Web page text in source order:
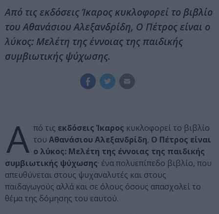
Από τις εκδόσεις Ίκαρος κυκλοφορεί το βιβλίο
του Αθανάσιου Αλεξανδρίδη, Ο Πέτρος είναι ο
λύκος: Μελέτη της έννοιας της παιδικής
συμβιωτικής ψύχωσης.
Α πό τις εκδόσεις Ίκαρος κυκλοφορεί το βιβλίο
του Αθανάσιου Αλεξανδρίδη, Ο Πέτρος είναι
ο λύκος: Μελέτη της έννοιας της παιδικής
συμβιωτικής ψύχωσης· ένα πολυεπίπεδο βιβλίο, που
απευθύνεται στους ψυχαναλυτές και στους
παιδαγωγούς αλλά και σε όλους όσους απασχολεί το
θέμα της δόμησης του εαυτού.